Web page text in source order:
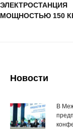
ЭЛЕКТРОСТАНЦИЯ
МОЩНОСТЬЮ 150
Новости
В